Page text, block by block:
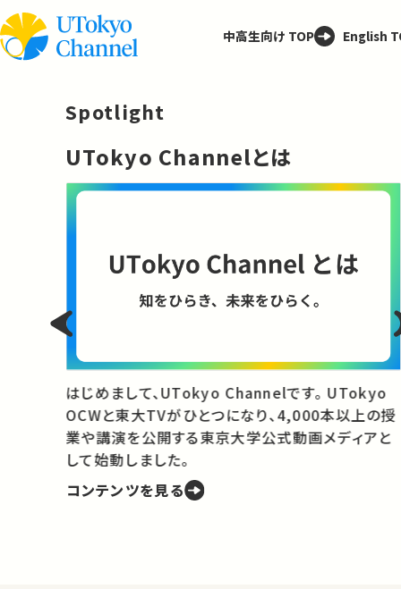
中高生向け TOP English
Spotlight
UTokyo Channelとは
はじめまして、UTokyo Channelです。 UTokyo
OCWと東大TVがひとつになり、4,000本以上の授
業や講演を公開する東京大学公式動画メディアと
して始動しました。
コンテンツを見る